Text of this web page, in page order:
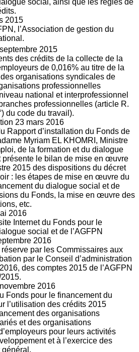
social, ainsi que les règles de
2015
l’Association de gestion du
septembre 2015
des crédits de la collecte de la
de 0,016% au titre de la
organisations syndicales de
professionnelles
national et interprofessionnel
professionnelles (article R.
du code du travail).
23 mars 2016
Rapport d’installation du Fonds de
Myriam EL KHOMRI, Ministre
de la formation et du dialogue
présente le bilan de mise en œuvre
2015 des dispositions du décret
: les étapes de mise en œuvre du
du dialogue social et de
du Fonds, la mise en œuvre des
etc.
2016
Internet du Fonds pour le
social et de l’AGFPN
2016
par les Commissaires aux
par le Conseil d’administration
des comptes 2015 de l’AGFPN
novembre 2016
Fonds pour le financement du
l’utilisation des crédits 2015
des organisations
et des organisations
pour leurs activités
et à l’exercice des
général.